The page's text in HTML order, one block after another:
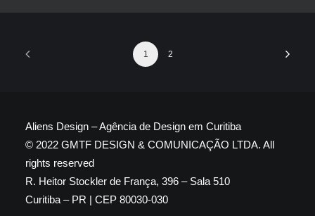
1 2
Aliens Design – Agência de Design em Curitiba
© 2022 GMTF DESIGN & COMUNICAÇÃO LTDA. All
rights reserved
R. Heitor Stockler de França, 396 – Sala 510
Curitiba – PR | CEP 80030-030